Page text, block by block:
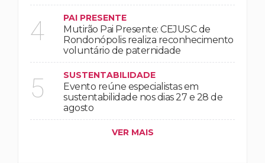
4 PAI PRESENTE
Mutirão Pai Presente: CEJUSC de
Rondonópolis realiza reconhecimento
voluntário de paternidade
5 SUSTENTABILIDADE
Evento reúne especialistas em
sustentabilidade nos dias 27 e 28 de
agosto
VER MAIS